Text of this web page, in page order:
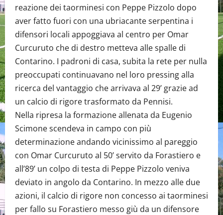
reazione dei taorminesi con Peppe Pizzolo dopo
aver fatto fuori con una ubriacante serpentina i
difensori locali appoggiava al centro per Omar
Curcuruto che di destro metteva alle spalle di
Contarino. I padroni di casa, subita la rete per nulla
preoccupati continuavano nel loro pressing alla
ricerca del vantaggio che arrivava al 29’ grazie ad
un calcio di rigore trasformato da Pennisi.
Nella ripresa la formazione allenata da Eugenio
Scimone scendeva in campo con più
determinazione andando vicinissimo al pareggio
con Omar Curcuruto al 50’ servito da Forastiero e
all’89’ un colpo di testa di Peppe Pizzolo veniva
deviato in angolo da Contarino. In mezzo alle due
azioni, il calcio di rigore non concesso ai taorminesi
per fallo su Forastiero messo giù da un difensore